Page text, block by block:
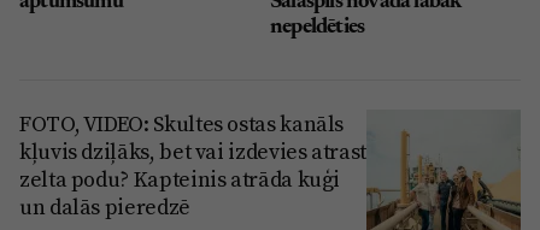
nepeldēties
FOTO, VIDEO: Skultes ostas kanāls
kļuvis dziļāks, bet vai izdevies atrast
zelta podu? Kapteinis atrāda kuģi
un dalās pieredzē